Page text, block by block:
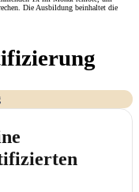
Die Ausbildung beinhaltet die